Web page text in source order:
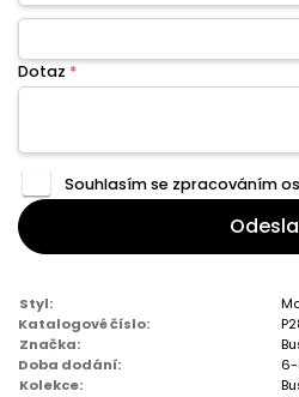
Dotaz *
Souhlasím se zpracováním
Styl:
Katalogové číslo:
Značka:
Doba dodání:
Kolekce: